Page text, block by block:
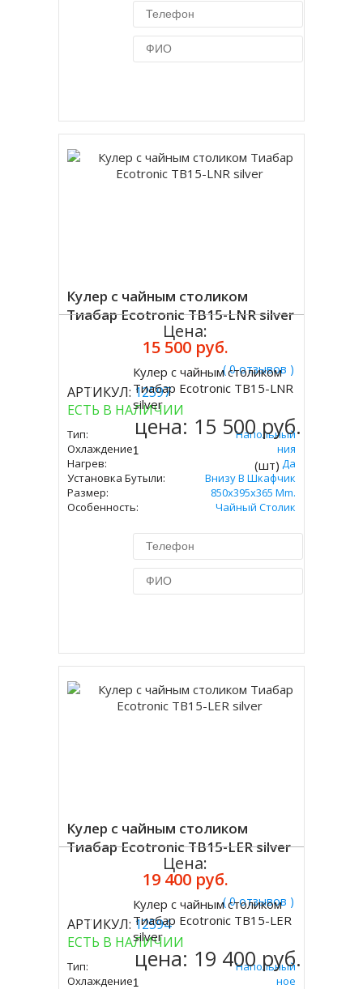
Кулер с чайным столиком
Тиабар Ecotronic TB15-LNR silver
( 0 отзывов )
АРТИКУЛ: 12597
ЕСТЬ В НАЛИЧИИ
Тип:
Напольный
Охлаждение:
Без Охлаждения
Нагрев:
Да
Установка Бутыли:
Внизу В Шкафчик
Размер:
850x395x365 Mm.
Особенность:
Чайный Столик
Цена:
15 500 руб.
Кулер с чайным столиком
Тиабар Ecotronic TB15-LNR
silver
цена: 15 500 руб.
(шт)
Кулер с чайным столиком
Тиабар Ecotronic TB15-LER silver
( 0 отзывов )
АРТИКУЛ: 12594
ЕСТЬ В НАЛИЧИИ
Тип:
Напольный
Охлаждение:
Электронное
Цена:
19 400 руб.
Кулер с чайным столиком
Тиабар Ecotronic TB15-LER
silver
цена: 19 400 руб.